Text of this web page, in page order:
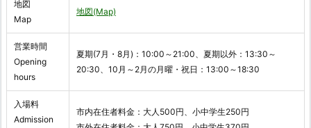
地図
Map
地図(Map)
営業時間
Opening
hours
夏期(7月・8月)：10:00～21:00、夏期以外：13:30～
20:30、10月～2月の月曜・祝日：13:00～18:30
入場料
Admission
市内在住者料金：大人500円、小中学生250円